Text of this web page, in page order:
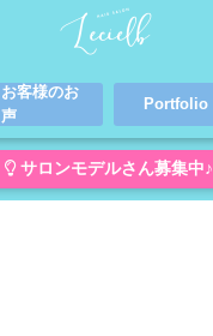
お客様のお
声
Portfolio
サロンモデルさん募集中♪